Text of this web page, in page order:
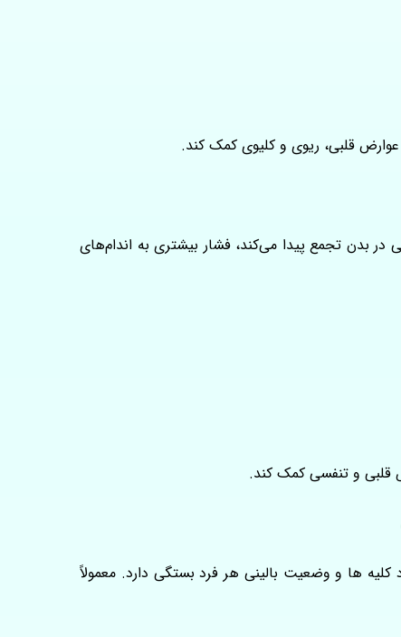
قلبی، ریوی و کلیوی کمک کند.
بدن تجمع پیدا می‌کند، فشار بیشتری به اندام‌های
قلبی و تنفسی کمک کند.
کلیه‌ ها و وضعیت بالینی هر فرد بستگی دارد. معمولاً